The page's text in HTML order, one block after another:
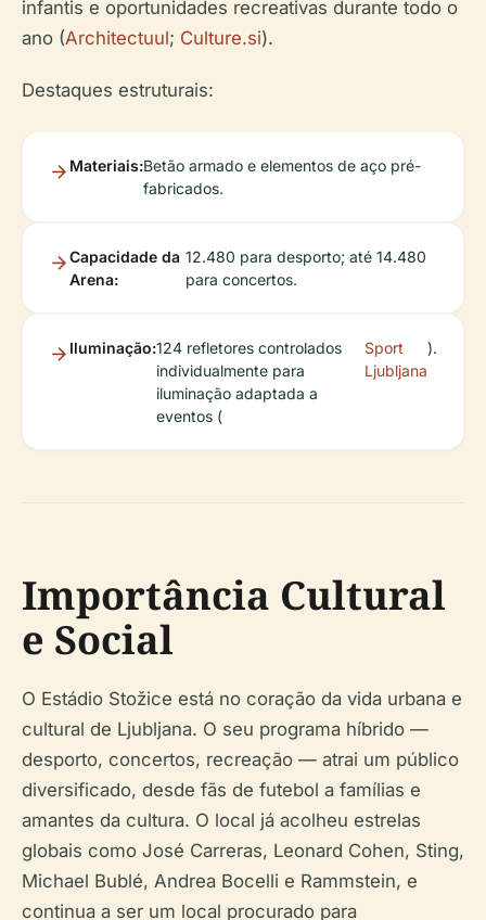
infantis e oportunidades recreativas durante todo o
ano (Architectuul; Culture.si).
Destaques estruturais:
Materiais:Betão armado e elementos de aço pré-
fabricados.
Capacidade da
Arena:
12.480 para desporto; até 14.480
para concertos.
Iluminação:124 refletores controlados
individualmente para
iluminação adaptada a
eventos (
Sport
Ljubljana
).
Importância Cultural
e Social
O Estádio Stožice está no coração da vida urbana e
cultural de Ljubljana. O seu programa híbrido —
desporto, concertos, recreação — atrai um público
diversificado, desde fãs de futebol a famílias e
amantes da cultura. O local já acolheu estrelas
globais como José Carreras, Leonard Cohen, Sting,
Michael Bublé, Andrea Bocelli e Rammstein, e
continua a ser um local procurado para